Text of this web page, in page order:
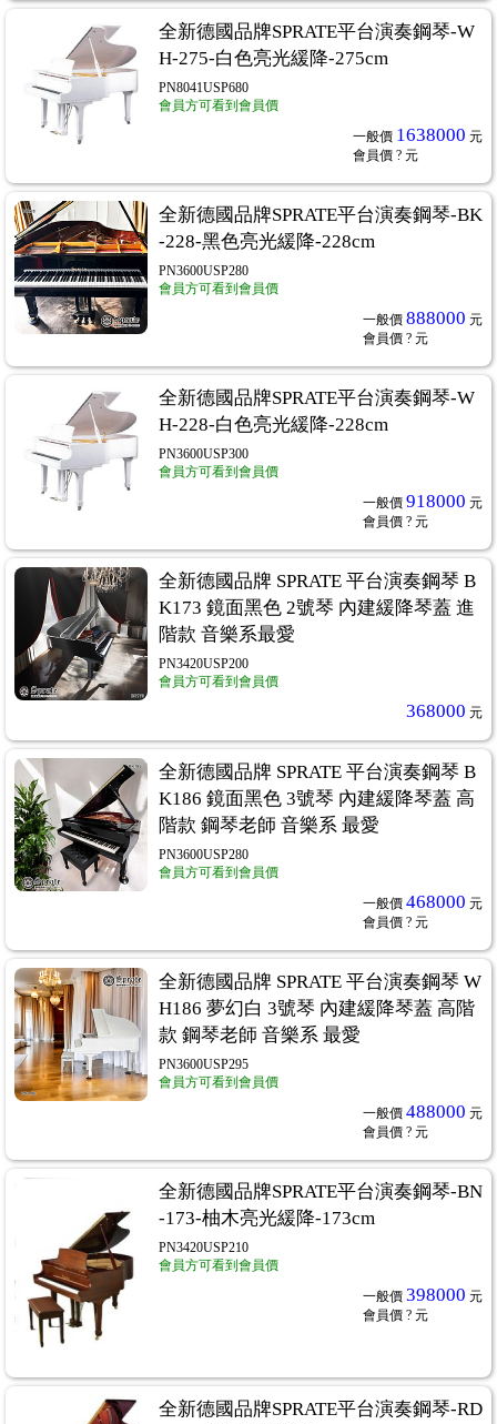
全新德國品牌SPRATE平台演奏鋼琴-W
H-275-白色亮光緩降-275cm
PN8041USP680
會員方可看到會員價
一般價 1638000 元
會員價 ? 元
全新德國品牌SPRATE平台演奏鋼琴-BK
-228-黑色亮光緩降-228cm
PN3600USP280
會員方可看到會員價
一般價 888000 元
會員價 ? 元
全新德國品牌SPRATE平台演奏鋼琴-W
H-228-白色亮光緩降-228cm
PN3600USP300
會員方可看到會員價
一般價 918000 元
會員價 ? 元
全新德國品牌 SPRATE 平台演奏鋼琴 B
K173 鏡面黑色 2號琴 內建緩降琴蓋 進
階款 音樂系最愛
PN3420USP200
會員方可看到會員價
368000 元
全新德國品牌 SPRATE 平台演奏鋼琴 B
K186 鏡面黑色 3號琴 內建緩降琴蓋 高
階款 鋼琴老師 音樂系 最愛
PN3600USP280
會員方可看到會員價
一般價 468000 元
會員價 ? 元
全新德國品牌 SPRATE 平台演奏鋼琴 W
H186 夢幻白 3號琴 內建緩降琴蓋 高階
款 鋼琴老師 音樂系 最愛
PN3600USP295
會員方可看到會員價
一般價 488000 元
會員價 ? 元
全新德國品牌SPRATE平台演奏鋼琴-BN
-173-柚木亮光緩降-173cm
PN3420USP210
會員方可看到會員價
一般價 398000 元
會員價 ? 元
全新德國品牌SPRATE平台演奏鋼琴-RD